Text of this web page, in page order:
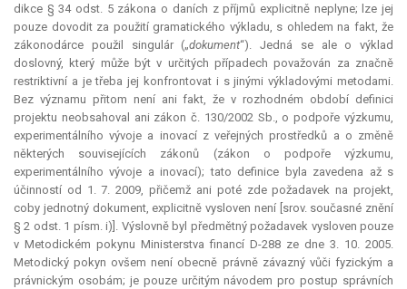
dikce § 34 odst. 5 zákona o daních z příjmů explicitně neplyne; lze jej
pouze dovodit za použití gramatického výkladu, s ohledem na fakt, že
zákonodárce použil singulár („dokument“). Jedná se ale o výklad
doslovný, který může být v určitých případech považován za značně
restriktivní a je třeba jej konfrontovat i s jinými výkladovými metodami.
Bez významu přitom není ani fakt, že v rozhodném období definici
projektu neobsahoval ani zákon č. 130/2002 Sb., o podpoře výzkumu,
experimentálního vývoje a inovací z veřejných prostředků a o změně
některých souvisejících zákonů (zákon o podpoře výzkumu,
experimentálního vývoje a inovací); tato definice byla zavedena až s
účinností od 1. 7. 2009, přičemž ani poté zde požadavek na projekt,
coby jednotný dokument, explicitně vysloven není [srov. současné znění
§ 2 odst. 1 písm. i)]. Výslovně byl předmětný požadavek vysloven pouze
v Metodickém pokynu Ministerstva financí D-288 ze dne 3. 10. 2005.
Metodický pokyn ovšem není obecně právně závazný vůči fyzickým a
právnickým osobám; je pouze určitým návodem pro postup správních